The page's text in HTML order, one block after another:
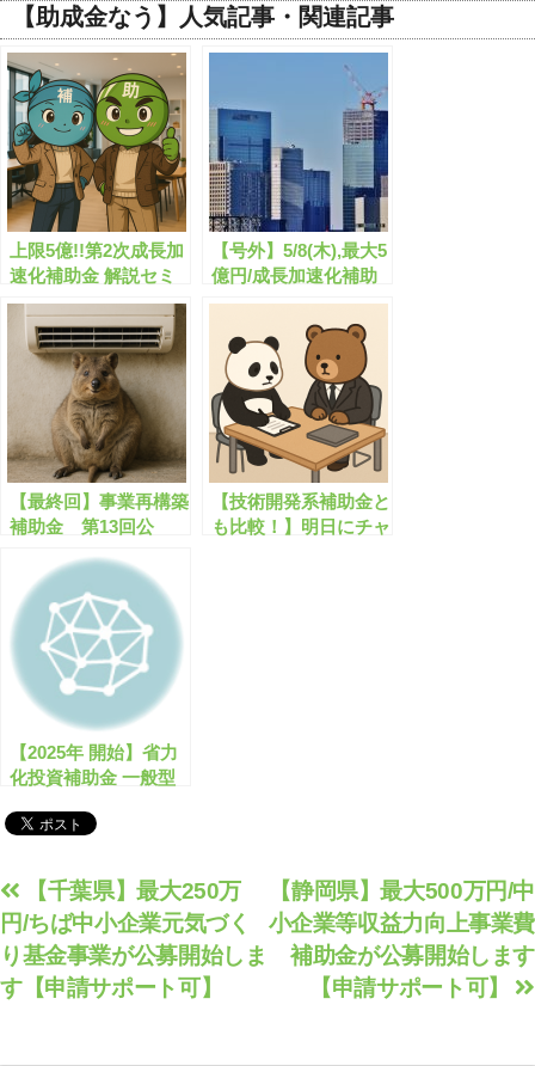
【助成金なう】人気記事・関連記事
上限5億!!第2次成長加
速化補助金 解説セミ
ナー【無料公開】
【号外】5/8(木),最大5
億円/成長加速化補助
金の公募が開始しま
す！【申請サポート
可】
【最終回】事業再構築
補助金 第13回公
料/オンライン)
【技術開発系補助金と
も比較！】明日にチャ
【2025年 開始】省力
化投資補助金 一般型
投
稿
ナ
ビ
【静岡県】最大500万円/中
小企業等収益力向上事業費
補助金が公募開始します
【申請サポート可】
【千葉県】最大250万
円/ちば中小企業元気づく
り基金事業が公募開始しま
す【申請サポート可】